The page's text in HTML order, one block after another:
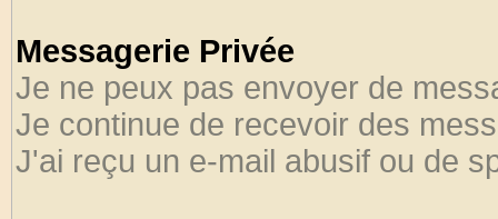
Messagerie Privée
Je ne peux pas envoyer de
Je continue de recevoir des
J'ai reçu un e-mail abusif ou de